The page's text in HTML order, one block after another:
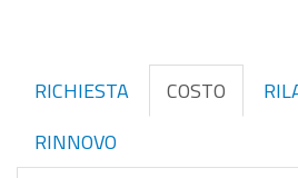
RICHIESTA COSTO
RINNOVO